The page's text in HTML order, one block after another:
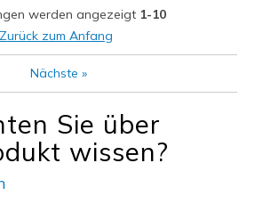
Feels true to width
true to size
are for Wearing
werden angezeigt 1-10
Zurück zum Anfang
Nächste »
Sie über
wissen?